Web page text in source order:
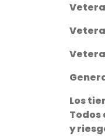
Los
Todos
y